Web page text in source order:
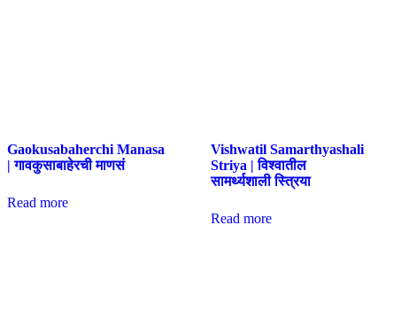
Gaokusabaherchi Manasa
| गावकुसाबाहेरची माणसं
Read more
Vishwatil Samarthyashali
Striya | विश्वातील
सामर्थ्यशाली स्त्रिया
Read more